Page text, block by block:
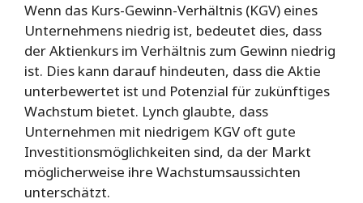
Wenn das Kurs-Gewinn-Verhältnis (KGV) eines
Unternehmens niedrig ist, bedeutet dies, dass
der Aktienkurs im Verhältnis zum Gewinn niedrig
ist. Dies kann darauf hindeuten, dass die Aktie
unterbewertet ist und Potenzial für zukünftiges
Wachstum bietet. Lynch glaubte, dass
Unternehmen mit niedrigem KGV oft gute
Investitionsmöglichkeiten sind, da der Markt
möglicherweise ihre Wachstumsaussichten
unterschätzt.